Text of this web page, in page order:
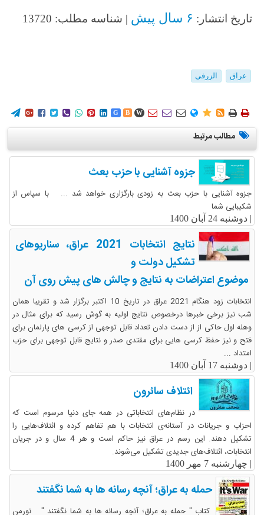
تاریخ انتشار: ۶ سال پیش | شناسه مطلب: 13720
عراق الزرفی
        G B W        
مطالب مرتبط
جزوه آشنایی با حزب بعث
جزوه آشنایی با حزب بعث به زودی بارگزاری خواهد شد ... با سپاس از
شکیبایی شما
| دوشنبه 24 آبان 1400
نتایج انتخابات 2021 عراق، سناریوهای
تشکیل دولت و
موضوع اعتراضات به نتایج و چالش های پیش روی آن
انتخابات زود هنگام 2021 عراق در تاریخ 10 اکتبر برگزار شد و تقریبا همان
شب نیز برخی خبرها درخصوص نتایج اولیه به گوش رسید که برای مثال در
وهله اول حاکی از از دست دادن تعداد قابل توجهی از کرسی های پارلمان برای
فتح و نیز حفظ کرسی هایی برای مقتدی صدر و نتایج قابل توجهی برای حزب
امتداد ...
| دوشنبه 17 آبان 1400
ائتلاف سائرون
در نظام‌های انتخاباتی در همه جای دنیا مرسوم است که
احزاب و جریانات در آستانه‌ی انتخابات با هم تفاهم کرده و ائتلاف‌هایی را
تشکیل دهند. این رسم در عراق نیز حاکم است و هر 4 سال و در جریان
انتخابات، ائتلاف‌های جدیدی تشکیل می‌شوند.
| چهارشنبه 7 مهر 1400
حمله به عراق؛ آنچه رسانه ها به شما نگفتند
کتاب " حمله به عراق؛ آنچه رسانه ها به شما نگفتند " نورمن